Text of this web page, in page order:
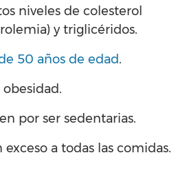
niveles de colesterol
y triglicéridos.
50 años de edad.
por ser sedentarias.
exceso a todas las comidas.